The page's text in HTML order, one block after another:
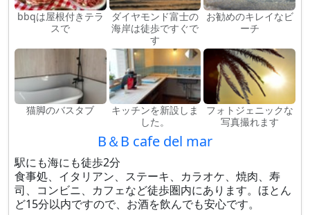
bbqは屋根付きテラ
スで
ダイヤモンド富士の
海岸は徒歩ですぐで
す
お勧めのキレイなビ
ーチ
猫脚のバスタブ
キッチンを新設しま
した。
フォトジェニックな
写真撮れます
B＆B cafe del mar
駅にも海にも徒歩2分
食事処、イタリアン、ステーキ、カラオケ、焼肉、寿
司、コンビニ、カフェなど徒歩圏内にあります。ほとん
ど15分以内ですので、お酒を飲んでも安心です。